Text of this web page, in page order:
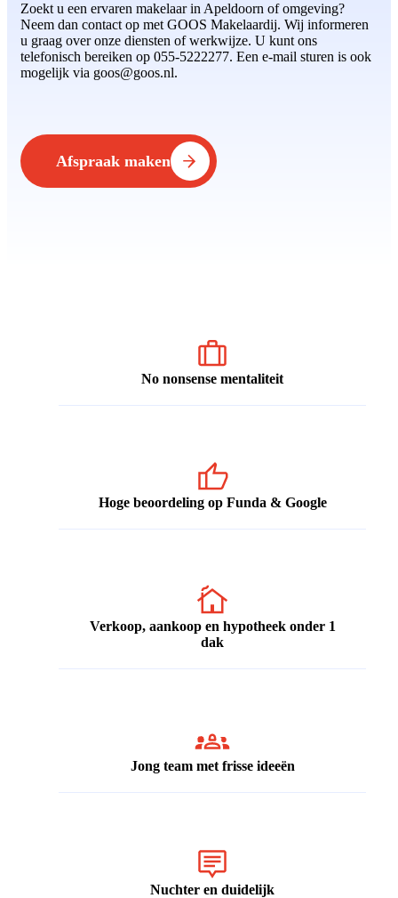
Zoekt u een ervaren makelaar in Apeldoorn of omgeving?
Neem dan contact op met GOOS Makelaardij. Wij informeren
u graag over onze diensten of werkwijze. U kunt ons
telefonisch bereiken op 055-5222277. Een e-mail sturen is ook
mogelijk via goos@goos.nl.
Afspraak maken
No nonsense mentaliteit
Hoge beoordeling op Funda & Google
Verkoop, aankoop en hypotheek onder 1
dak
Jong team met frisse ideeën
Nuchter en duidelijk